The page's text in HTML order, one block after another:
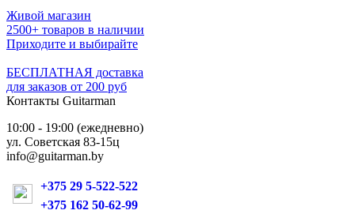
Живой магазин
2500+ товаров в наличии
Приходите и выбирайте
БЕСПЛАТНАЯ доставка
для заказов от 200 руб
Контакты Guitarman
10:00 - 19:00 (ежедневно)
ул. Советская 83-15ц
info@guitarman.by
+375 29 5-522-522
+375 162 50-62-99